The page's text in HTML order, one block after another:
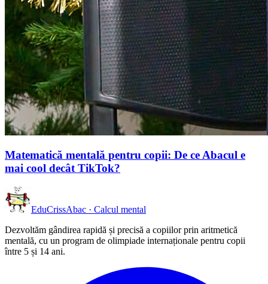
Matematică mentală pentru copii: De ce Abacul e
mai cool decât TikTok?
EduCrissAbac · Calcul mental
Dezvoltăm gândirea rapidă și precisă a copiilor prin aritmetică
mentală, cu un program de olimpiade internaționale pentru copii
între 5 și 14 ani.